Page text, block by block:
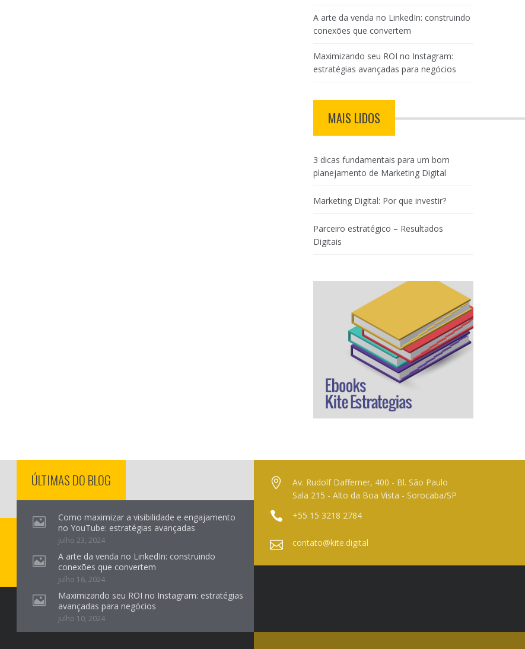
A arte da venda no LinkedIn: construindo
conexões que convertem
Maximizando seu ROI no Instagram:
estratégias avançadas para negócios
MAIS LIDOS
3 dicas fundamentais para um bom
planejamento de Marketing Digital
Marketing Digital: Por que investir?
Parceiro estratégico – Resultados
Digitais
ÚLTIMAS DO BLOG
Como maximizar a visibilidade e engajamento
no YouTube: estratégias avançadas
julho 23, 2024
A arte da venda no LinkedIn: construindo
conexões que convertem
julho 16, 2024
Maximizando seu ROI no Instagram: estratégias
avançadas para negócios
julho 10, 2024
Av. Rudolf Dafferner, 400 - Bl. São Paulo
Sala 215 - Alto da Boa Vista - Sorocaba/SP
+55 15 3218 2784
contato@kite.digital